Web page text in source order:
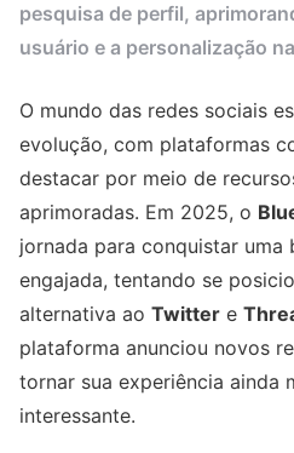
pesquisa de perfil,
usuário e a personalização
O mundo das redes sociais
evolução, com plataformas
destacar por meio de
aprimoradas. Em 2025, o
jornada para conquistar uma
engajada, tentando se
alternativa ao Twitter e
plataforma anunciou novos
tornar sua experiência ainda
interessante.